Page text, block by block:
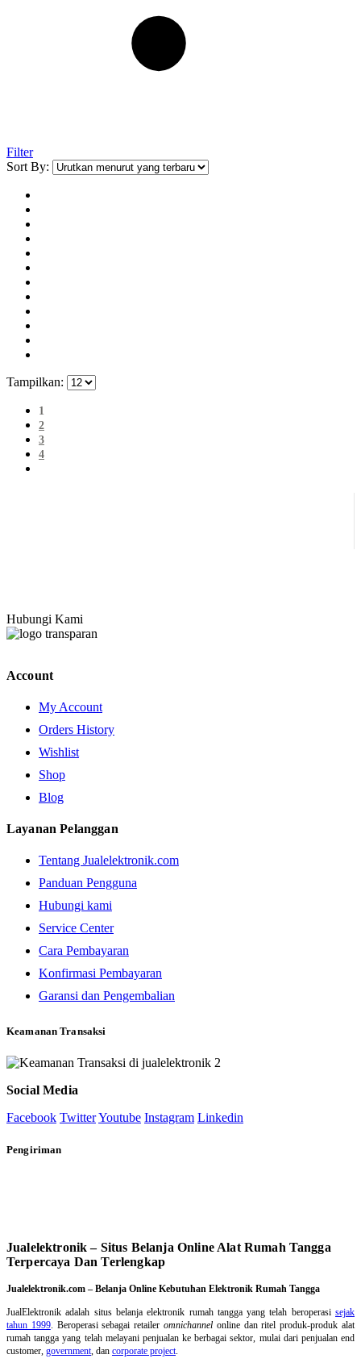
Filter
Sort By:
Tampilkan:
1
2
3
4
Hubungi Kami
Account
My Account
Orders History
Wishlist
Shop
Blog
Layanan Pelanggan
Tentang Jualelektronik.com
Panduan Pengguna
Hubungi kami
Service Center
Cara Pembayaran
Konfirmasi Pembayaran
Garansi dan Pengembalian
Keamanan Transaksi
Social Media
Facebook TwitterYoutube Instagram Linkedin
Pengiriman
Jualelektronik – Situs Belanja Online Alat Rumah Tangga
Terpercaya Dan Terlengkap
Jualelektronik.com – Belanja Online Kebutuhan Elektronik Rumah Tangga
JualElektronik adalah situs belanja elektronik rumah tanggayang telah beroperasisejak
tahun 1999. Beroperasi sebagai retaileromnichannel online dan ritel produk-produk alat
rumah tangga yang telah melayani penjualan ke berbagai sektor, mulai dari penjualan end
customer, government , dan corporate project